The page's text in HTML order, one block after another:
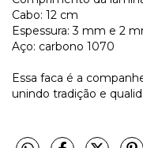
Cabo: 12 cm
Espessura: 3 mm e 2
Aço: carbono 1070
Essa faca é a
unindo tradição e